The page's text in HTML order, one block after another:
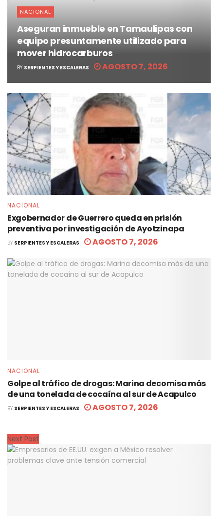
NACIONAL
Aseguran inmueble en Tamaulipas con
equipo presuntamente utilizado para
mover hidrocarburos
BY SERPIENTES Y ESCALERAS AGOSTO 7, 2026
NACIONAL
Exgobernador de Guerrero queda en prisión
preventiva por investigación de Ayotzinapa
BY SERPIENTES Y ESCALERAS AGOSTO 7, 2026
NACIONAL
Golpe al tráfico de drogas: Marina decomisa más
de una tonelada de cocaína al sur de Acapulco
BY SERPIENTES Y ESCALERAS AGOSTO 7, 2026
Next Post